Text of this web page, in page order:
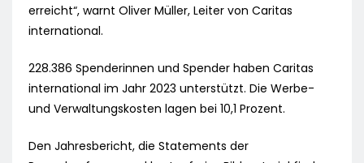
erreicht“, warnt Oliver Müller, Leiter von Caritas
international.
228.386 Spenderinnen und Spender haben Caritas
international im Jahr 2023 unterstützt. Die Werbe-
und Verwaltungskosten lagen bei 10,1 Prozent.
Den Jahresbericht, die Statements der